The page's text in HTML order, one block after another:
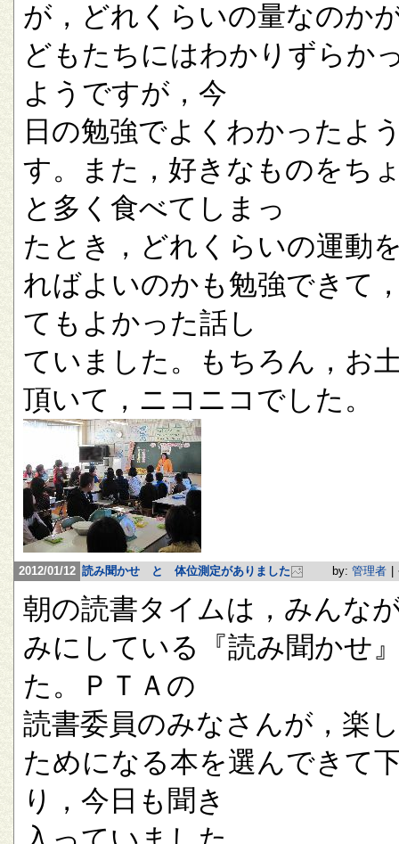
が，どれくらいの量なのか
どもたちにはわかりずらか
ようですが，今
日の勉強でよくわかったよ
す。また，好きなものをち
と多く食べてしまっ
たとき，どれくらいの運動
ればよいのかも勉強できて
てもよかった話し
ていました。もちろん，お
頂いて，ニコニコでした。
2012/01/12 読み聞かせ と 体位測定がありました by: 管理者
朝の読書タイムは，みんな
みにしている『読み聞かせ
た。ＰＴＡの
読書委員のみなさんが，楽
ためになる本を選んできて
り，今日も聞き